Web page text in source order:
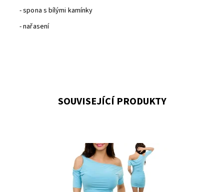
- spona s bílými kamínky
- nařasení
SOUVISEJÍCÍ PRODUKTY
Skladem 1
7090BI/672
JFANY D USA